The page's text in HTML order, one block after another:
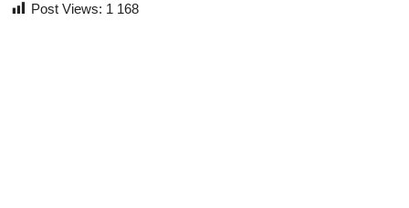
Post Views: 1 168